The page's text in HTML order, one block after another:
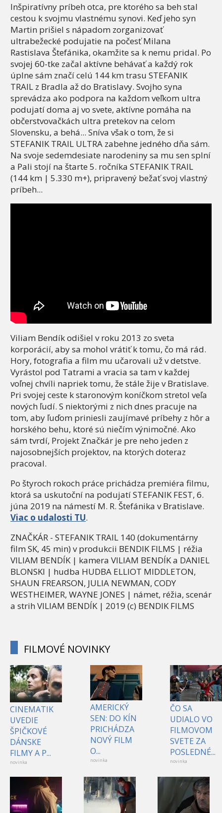
Inšpiratívny príbeh otca, pre ktorého sa beh stal
cestou k svojmu vlastnému synovi. Keď jeho syn
Martin prišiel s nápadom zorganizovať
ultrabežecké podujatie na počesť Milana
Rastislava Štefánika, okamžite sa k nemu pridal. Po
svojej 60-tke začal aktívne behávať a každý rok
úplne sám značí celú 144 km trasu STEFANIK
TRAIL z Bradla až do Bratislavy. Svojho syna
sprevádza ako podpora na každom veľkom ultra
podujatí doma aj vo svete, aktívne pomáha na
občerstvovačkách ultra pretekov na celom
Slovensku, a behá... Sníva však o tom, že si
STEFANIK TRAIL ULTRA zabehne jedného dňa sám.
Na svoje sedemdesiate narodeniny sa mu sen splní
a Pali stojí na štarte 5. ročníka STEFANIK TRAIL
(144 km | 5.330 m+), pripravený bežať svoj vlastný
príbeh...
Viliam Bendík odišiel v roku 2013 zo sveta
korporácií, aby sa mohol vrátiť k tomu, čo má rád.
Hory, fotografia a film mu učarovali už v detstve.
Vyrástol pod Tatrami a vracia sa tam v každej
voľnej chvíli napriek tomu, že stále žije v Bratislave.
Pri svojej ceste k staronovým koníčkom stretol veľa
nových ľudí. S niektorými z nich dnes pracuje na
tom, aby ľuďom priniesli zaujímavé príbehy z hôr a
horského behu, ktoré sú niečím výnimočné. Ako
sám tvrdí, Projekt Značkár je pre neho jeden z
najosobnejších projektov, na ktorých doteraz
pracoval.
Po štyroch rokoch práce prichádza premiéra filmu,
ktorá sa uskutoční na podujatí STEFANIK FEST, 6.
júna 2019 na námestí M. R. Štefánika v Bratislave.
Viac o udalosti TU.
ZNAČKÁR - STEFANIK TRAIL 140 (dokumentárny
film SK, 45 min) v produkcii BENDIK FILMS | réžia
VILIAM BENDÍK | kamera VILIAM BENDÍK a DANIEL
BLONSKI | hudba HUDBA ELLIOT MIDDLETON,
SHAUN FREARSON, JULIA NEWMAN, CODY
WESTHEIMER, WAYNE JONES | námet, réžia, scenár
a strih VILIAM BENDÍK | 2019 (c) BENDIK FILMS
FILMOVÉ NOVINKY
CINEMATIK
UVEDIE
ŠPIČKOVÉ
DÁNSKE
FILMY A P...
novinka
AMERICKÝ
SEN: DO KÍN
PRICHÁDZA
NOVÝ FILM
O...
novinka
ČO SA
UDIALO VO
FILMOVOM
SVETE ZA
POSLEDNÉ...
novinka